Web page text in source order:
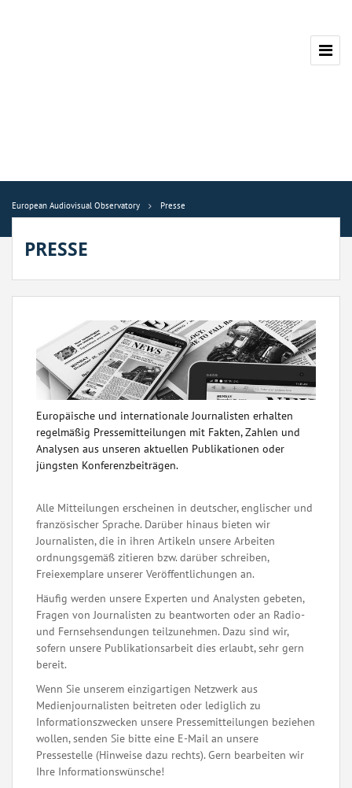
European Audiovisual Observatory Presse
PRESSE
Europäische und internationale Journalisten erhalten
regelmäßig Pressemitteilungen mit Fakten, Zahlen und
Analysen aus unseren aktuellen Publikationen oder
jüngsten Konferenzbeiträgen.
Alle Mitteilungen erscheinen in deutscher, englischer und
französischer Sprache. Darüber hinaus bieten wir
Journalisten, die in ihren Artikeln unsere Arbeiten
ordnungsgemäß zitieren bzw. darüber schreiben,
Freiexemplare unserer Veröffentlichungen an.
Häufig werden unsere Experten und Analysten gebeten,
Fragen von Journalisten zu beantworten oder an Radio-
und Fernsehsendungen teilzunehmen. Dazu sind wir,
sofern unsere Publikationsarbeit dies erlaubt, sehr gern
bereit.
Wenn Sie unserem einzigartigen Netzwerk aus
Medienjournalisten beitreten oder lediglich zu
Informationszwecken unsere Pressemitteilungen beziehen
wollen, senden Sie bitte eine E-Mail an unsere
Pressestelle (Hinweise dazu rechts). Gern bearbeiten wir
Ihre Informationswünsche!